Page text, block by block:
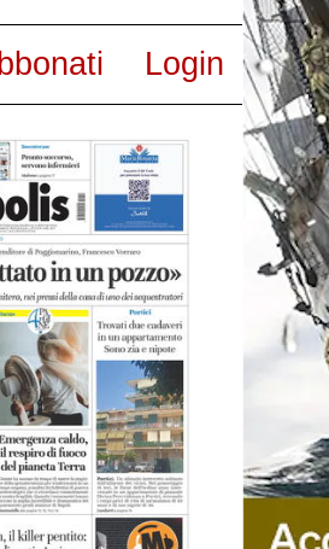
Login